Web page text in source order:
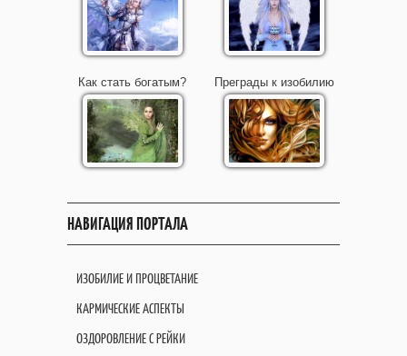
Как стать богатым? Преграды к изобилию
НАВИГАЦИЯ ПОРТАЛА
ИЗОБИЛИЕ И ПРОЦВЕТАНИЕ
КАРМИЧЕСКИЕ АСПЕКТЫ
ОЗДОРОВЛЕНИЕ С РЕЙКИ